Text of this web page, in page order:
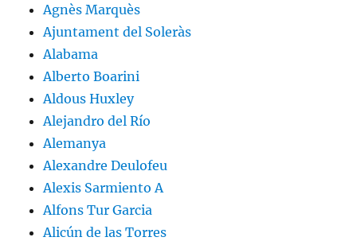
Agnès Marquès
Ajuntament del Soleràs
Alabama
Alberto Boarini
Aldous Huxley
Alejandro del Río
Alemanya
Alexandre Deulofeu
Alexis Sarmiento A
Alfons Tur Garcia
Alicún de las Torres